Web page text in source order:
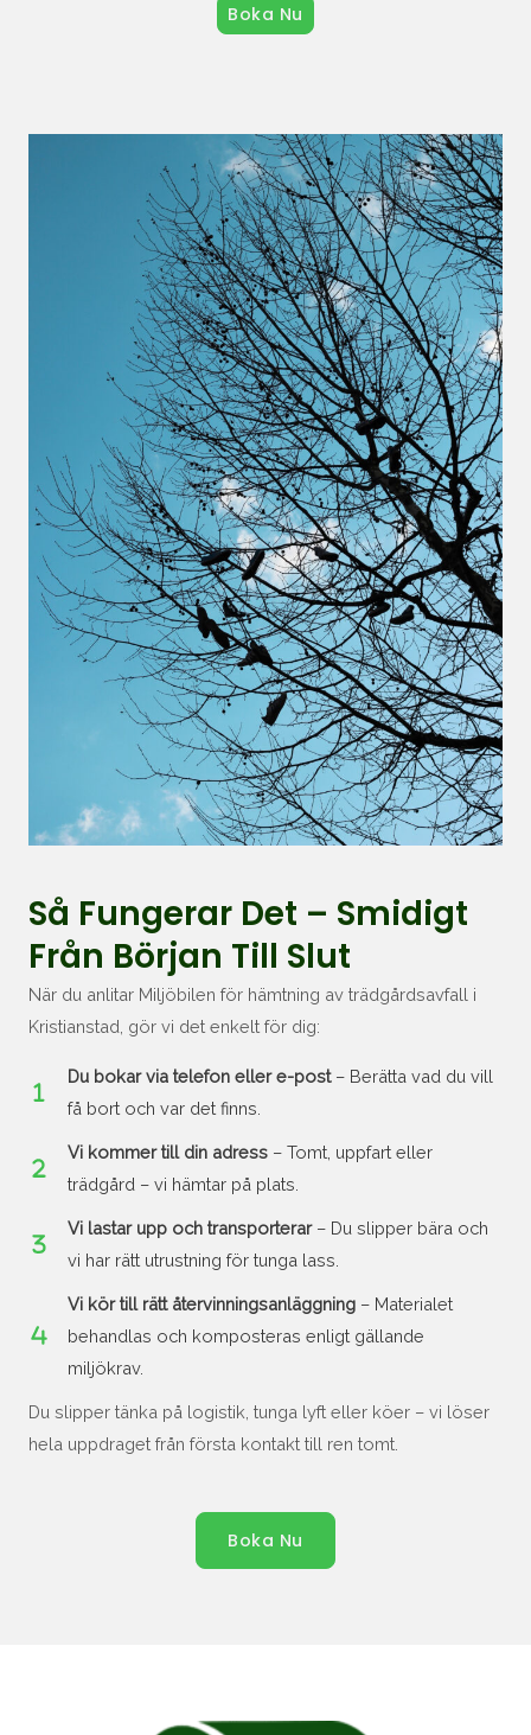
Boka Nu
Så Fungerar Det – Smidigt
Från Början Till Slut
När du anlitar Miljöbilen för hämtning av trädgårdsavfall i
Kristianstad, gör vi det enkelt för dig:
Du bokar via telefon eller e-post– Berätta vad du vill
få bort och var det finns.
Vi kommer till din adress – Tomt, uppfart eller
trädgård – vi hämtar på plats.
Vi lastar upp och transporterar– Du slipper bära och
vi har rätt utrustning för tunga lass.
Vi kör till rätt återvinningsanläggning – Materialet
behandlas och komposteras enligt gällande
miljökrav.
Du slipper tänka på logistik, tunga lyft eller köer – vi löser
hela uppdraget från första kontakt till ren tomt.
Boka Nu